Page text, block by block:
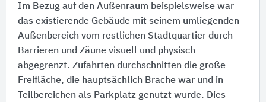
Im Bezug auf den Außenraum beispielsweise war
das existierende Gebäude mit seinem umliegenden
Außenbereich vom restlichen Stadtquartier durch
Barrieren und Zäune visuell und physisch
abgegrenzt. Zufahrten durchschnitten die große
Freifläche, die hauptsächlich Brache war und in
Teilbereichen als Parkplatz genutzt wurde. Dies